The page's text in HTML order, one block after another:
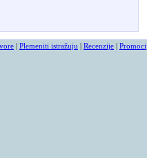
Plemeniti istražuju Recenzije